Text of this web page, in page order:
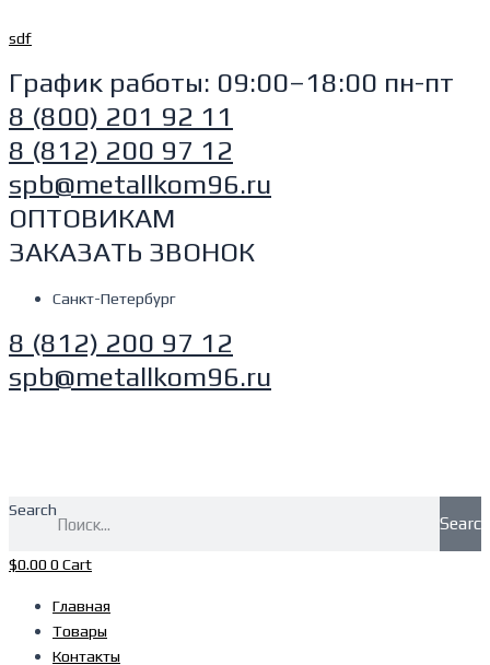
к
содержимому
sdf
График работы: 09:00–18:00 пн-пт
8 (800) 201 92 11
8 (812) 200 97 12
spb@metallkom96.ru
ОПТОВИКАМ
ЗАКАЗАТЬ ЗВОНОК
Санкт-Петербург
8 (812) 200 97 12
spb@metallkom96.ru
Search
Search
$0.00 0 Cart
Главная
Товары
Контакты